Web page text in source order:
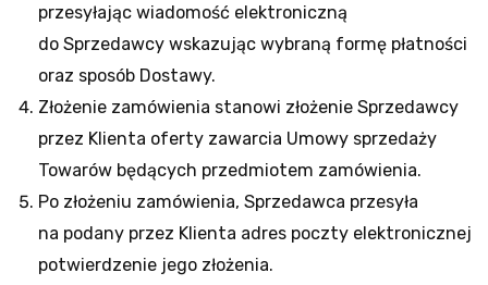
przesyłając wiadomość elektroniczną
do Sprzedawcy wskazując wybraną formę płatności
oraz sposób Dostawy.
Złożenie zamówienia stanowi złożenie Sprzedawcy
przez Klienta oferty zawarcia Umowy sprzedaży
Towarów będących przedmiotem zamówienia.
Po złożeniu zamówienia, Sprzedawca przesyła
na podany przez Klienta adres poczty elektronicznej
potwierdzenie jego złożenia.